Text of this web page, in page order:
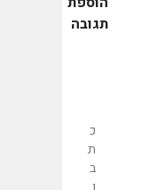
תגובה